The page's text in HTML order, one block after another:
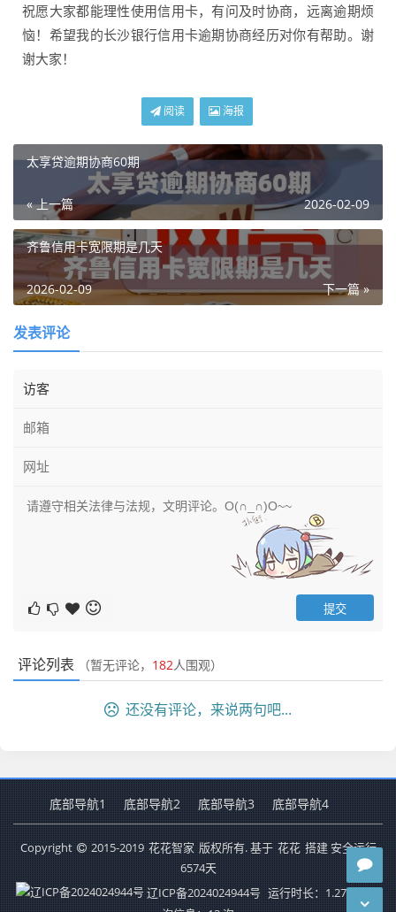
祝愿大家都能理性使用信用卡，有问及时协商，远离逾期烦
恼！希望我的长沙银行信用卡逾期协商经历对你有帮助。谢
谢大家！
阅读 海报
太享贷逾期协商60期
« 上一篇 2026-02-09
齐鲁信用卡宽限期是几天
下一篇 »
2026-02-09
发表评论
评论列表 （暂无评论， 182人围观）
还没有评论，来说两句吧...
底部导航1 底部导航2 底部导航3 底部导航4
Copyright 2015-2019 花花智家 版权所有. 基于 花花 搭建 安全运行
6574天
辽ICP备2024024944号 运行时长：1.275秒 查